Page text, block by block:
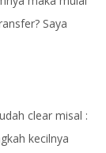
Saya
clear misal :
kecilnya